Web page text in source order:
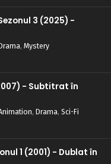
3 (2025) -
, Mystery
- Subtitrat în
, Drama, Sci-Fi
1 (2001) - Dublat în